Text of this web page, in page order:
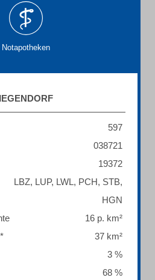
Notapotheken
597
038721
19372
LBZ, LUP, LWL, PCH, STB,
HGN
16 p. km²
37 km²
3 %
68 %